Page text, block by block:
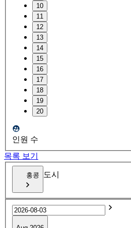
10
11
12
13
14
15
16
17
18
19
20
인원 수
목록 보기
홍콩 도시